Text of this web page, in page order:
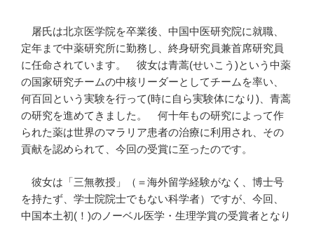
屠氏は北京医学院を卒業後、中国中医研究院に就職、
定年まで中薬研究所に勤務し、終身研究員兼首席研究員
に任命されています。 彼女は青蒿(せいこう)という中薬
の国家研究チームの中核リーダーとしてチームを率い、
何百回という実験を行って(時に自ら実験体になり)、青蒿
の研究を進めてきました。 何十年もの研究によって作
られた薬は世界のマラリア患者の治療に利用され、その
貢献を認められて、今回の受賞に至ったのです。
彼女は「三無教授」（＝海外留学経験がなく、博士号
を持たず、学士院院士でもない科学者）ですが、今回、
中国本土初(！)のノーベル医学・生理学賞の受賞者となり